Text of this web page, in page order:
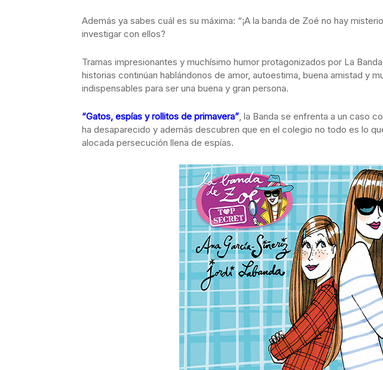
Además ya sabes cuál es su máxima: “¡A la banda de Zoé no hay
investigar con ellos?
Tramas impresionantes y muchísimo humor protagonizados por La
historias continúan hablándonos de amor, autoestima, buena amistad y
indispensables para ser una buena y gran persona.
“Gatos, espías y rollitos de primavera”, la Banda se enfrenta a un caso
ha desaparecido y además descubren que en el colegio no todo es lo
alocada persecución llena de espías.